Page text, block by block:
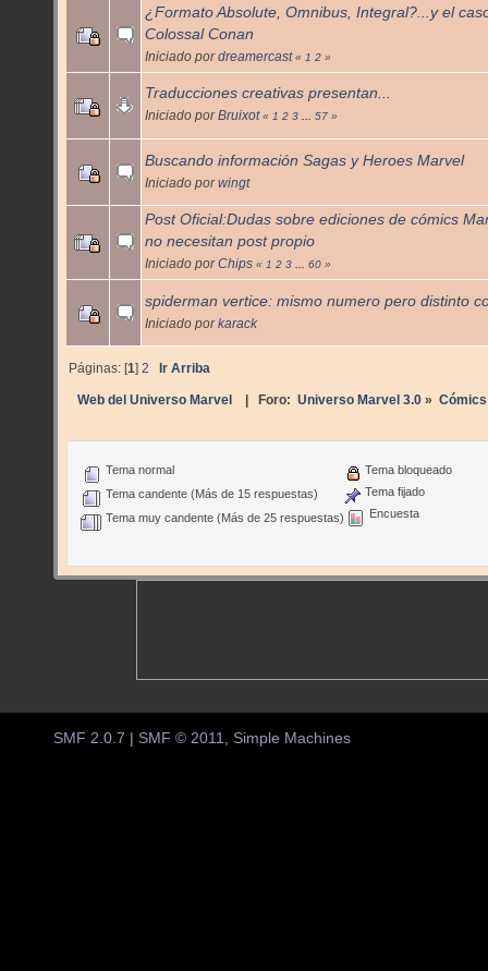
¿Formato Absolute, Omnibus, Integral?...y el
Colossal Conan
Iniciado pordreamercast « 1 2 »
Traducciones creativas presentan...
Iniciado porBruixot « 1 2 3 ... 57 »
Buscando información Sagas y Heroes Marvel
Iniciado porwingt
Post Oficial:Dudas sobre ediciones de cómics
no necesitan post propio
Iniciado porChips « 1 2 3 ... 60 »
spiderman vertice: mismo numero pero distinto
Iniciado porkarack
Páginas: [1]2 Ir Arriba
Web del Universo Marvel | Foro: Universo Marvel 3.0» Cómics
Tema normal
Tema candente (Más de 15 respuestas)
Tema muy candente (Más de 25 respuestas)
Tema bloqueado
Tema fijado
Encuesta
SMF 2.0.7 | SMF © 2011 Simple Machines